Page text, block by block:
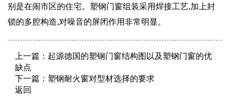
别是在闹市区的住宅。塑钢门窗组装采用焊接工艺,加上封
锁的多腔构造,对噪音的屏闭作用非常明显。
上一篇： 起源德国的塑钢门窗结构图以及塑钢门窗的优
缺点
下一篇： 塑钢耐火窗对型材选择的要求
返回